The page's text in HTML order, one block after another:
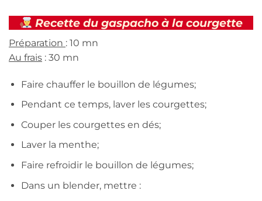
Recette du gaspacho à la courgette
Préparation : 10 mn
Au frais : 30 mn
Faire chauffer le bouillon de légumes;
Pendant ce temps, laver les courgettes;
Couper les courgettes en dés;
Laver la menthe;
Faire refroidir le bouillon de légumes;
Dans un blender, mettre :